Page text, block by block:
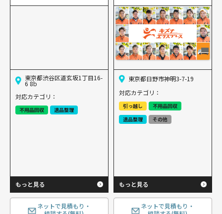
東京都渋谷区道玄坂1丁目16-
6 8b
対応カテゴリ：
不用品回収 遺品整理
もっと見る
ネットで見積もり・
東京都日野市神明3-7-19
対応カテゴリ：
引っ越し
不用品回収
遺品整理
その他
もっと見る
ネットで見積もり・